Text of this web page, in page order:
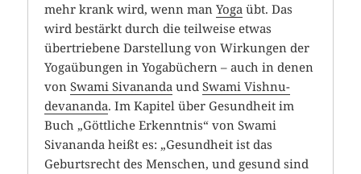
mehr krank wird, wenn manYoga übt. Das
wird bestärkt durch die teilweise etwas
übertriebene Darstellung von Wirkungen der
Yogaübungen in Yogabüchern – auch in denen
vonSwami Sivananda undSwami Vishnu-
devananda. Im Kapitel über Gesundheit im
Buch „Göttliche Erkenntnis“ von Swami
Sivananda heißt es: „Gesundheit ist das
Geburtsrecht des Menschen, und gesund sind